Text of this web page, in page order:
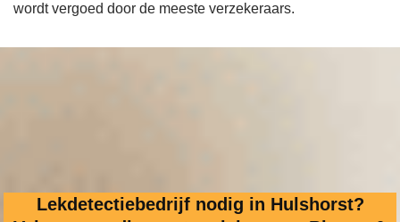
wordt vergoed door de meeste verzekeraars.
Lekdetectiebedrijf nodig in Hulshorst?